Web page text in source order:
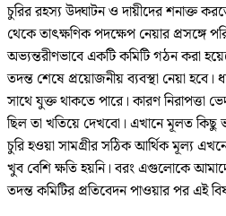
চুরির রহস্য উদ্ঘাটন ও দায়ীদের শনাক্ত
থেকে তাৎক্ষণিক পদক্ষেপ নেয়ার প্রসঙ্গে
অভ্যন্তরীণভাবে একটি কমিটি গঠন করা
তদন্ত শেষে প্রয়োজনীয় ব্যবস্থা নেয়া
সাথে যুক্ত থাকতে পারে। কারণ নিরাপত্তা
ছিল তা খতিয়ে দেখবো। এখানে মূলত কিছু
চুরি হওয়া সামগ্রীর সঠিক আর্থিক মূল্য
খুব বেশি ক্ষতি হয়নি। বরং এগুলোকে
তদন্ত কমিটির প্রতিবেদন পাওয়ার পর এই